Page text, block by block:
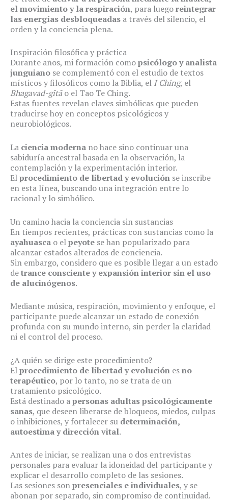
el movimiento y la respiración, para luegoreintegrar
las energías desbloqueadas a través del silencio, el
orden y la conciencia plena.
Inspiración filosófica y práctica
Durante años, mi formación comopsicólogo y analista
junguiano se complementó con el estudio de textos
místicos y filosóficos como la Biblia, el I Ching, el
Bhagavad-gītāo el Tao Te Ching.
Estas fuentes revelan claves simbólicas que pueden
traducirse hoy en conceptos psicológicos y
neurobiológicos.
La ciencia moderna no hace sino continuar una
sabiduría ancestral basada en la observación, la
contemplación y la experimentación interior.
Elprocedimiento de libertad y evolución se inscribe
en esta línea, buscando una integración entre lo
racional y lo simbólico.
Un camino hacia la conciencia sin sustancias
En tiempos recientes, prácticas con sustancias como la
ayahuasca o elpeyote se han popularizado para
alcanzar estados alterados de conciencia.
Sin embargo, considero que es posible llegar a un estado
detrance consciente y expansión interior sin el uso
de alucinógenos.
Mediante música, respiración, movimiento y enfoque, el
participante puede alcanzar un estado de conexión
profunda con su mundo interno, sin perder la claridad
ni el control del proceso.
¿A quién se dirige este procedimiento?
Elprocedimiento de libertad y evolución esno
terapéutico, por lo tanto, no se trata de un
tratamiento psicológico.
Está destinado apersonas adultas psicológicamente
sanas, que deseen liberarse de bloqueos, miedos, culpas
o inhibiciones, y fortalecer su determinación,
autoestima y dirección vital.
Antes de iniciar, se realizan una o dos entrevistas
personales para evaluar la idoneidad del participante y
explicar el desarrollo completo de las sesiones.
Las sesiones sonpresenciales e individuales, y se
abonan por separado, sin compromiso de continuidad.